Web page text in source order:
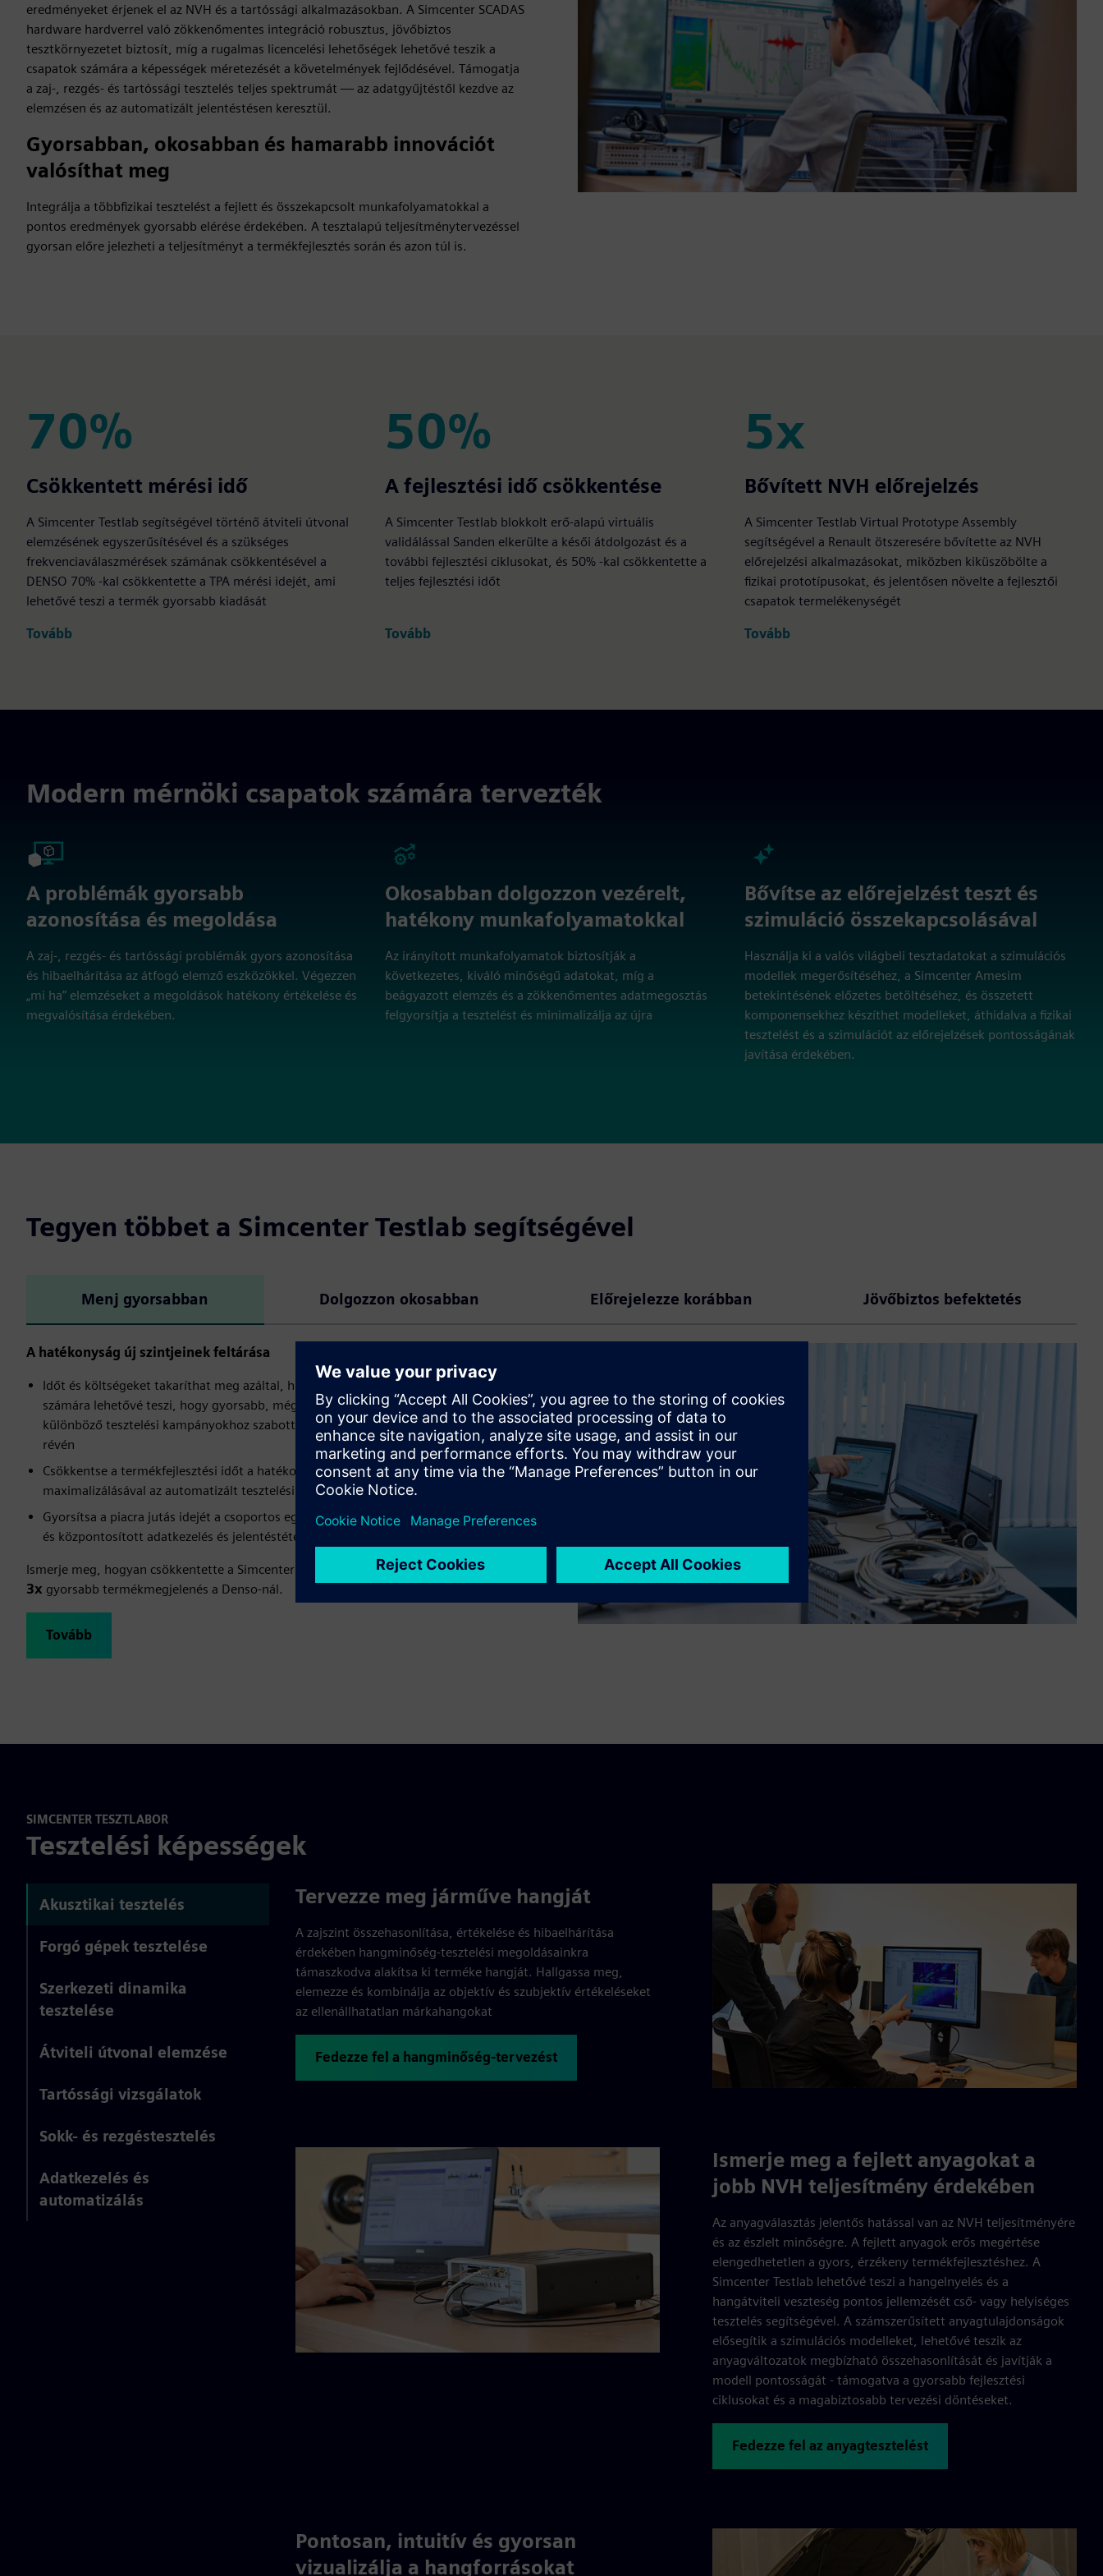
eredményeket érjenek el az NVH és a tartóssági alkalmazásokban. A Simcenter SCADAS
hardware hardverrel való zökkenőmentes integráció robusztus, jövőbiztos
tesztkörnyezetet biztosít, míg a rugalmas licencelési lehetőségek lehetővé teszik a
csapatok számára a képességek méretezését a követelmények fejlődésével. Támogatja
a zaj-, rezgés- és tartóssági tesztelés teljes spektrumát — az adatgyűjtéstől kezdve az
elemzésen és az automatizált jelentéstésen keresztül.
Gyorsabban, okosabban és hamarabb innovációt
valósíthat meg
Integrálja a többfizikai tesztelést a fejlett és összekapcsolt munkafolyamatokkal a
pontos eredmények gyorsabb elérése érdekében. A tesztalapú teljesítménytervezéssel
gyorsan előre jelezheti a teljesítményt a termékfejlesztés során és azon túl is.
70%
70%
Csökkentett mérési idő
A Simcenter Testlab segítségével történő átviteli útvonal
elemzésének egyszerűsítésével és a szükséges
frekvenciaválaszmérések számának csökkentésével a
DENSO 70% -kal csökkentette a TPA mérési idejét, ami
lehetővé teszi a termék gyorsabb kiadását
Tovább
50%
50%
A fejlesztési idő csökkentése
A Simcenter Testlab blokkolt erő-alapú virtuális
validálással Sanden elkerülte a késői átdolgozást és a
további fejlesztési ciklusokat, és 50% -kal csökkentette a
teljes fejlesztési időt
Tovább
5x
5x
Bővített NVH előrejelzés
A Simcenter Testlab Virtual Prototype Assembly
segítségével a Renault ötszeresére bővítette az NVH
előrejelzési alkalmazásokat, miközben kiküszöbölte a
fizikai prototípusokat, és jelentősen növelte a fejlesztői
csapatok termelékenységét
Tovább
Modern mérnöki csapatok számára tervezték
A problémák gyorsabb
azonosítása és megoldása
A zaj-, rezgés- és tartóssági problémák gyors azonosítása
és hibaelhárítása az átfogó elemző eszközökkel. Végezzen
„mi ha” elemzéseket a megoldások hatékony értékelése és
megvalósítása érdekében.
Okosabban dolgozzon vezérelt,
hatékony munkafolyamatokkal
Az irányított munkafolyamatok biztosítják a
következetes, kiváló minőségű adatokat, míg a
beágyazott elemzés és a zökkenőmentes adatmegosztás
felgyorsítja a tesztelést és minimalizálja az újra
Bővítse az előrejelzést teszt és
szimuláció összekapcsolásával
Használja ki a valós világbeli tesztadatokat a szimulációs
modellek megerősítéséhez, a Simcenter Amesim
betekintésének előzetes betöltéséhez, és összetett
komponensekhez készíthet modelleket, áthidalva a fizikai
tesztelést és a szimulációt az előrejelzések pontosságának
javítása érdekében.
Tegyen többet a Simcenter Testlab segítségével
Menj gyorsabban Dolgozzon okosabban Előrejelezze korábban Jövőbiztos befektetés
A hatékonyság új szintjeinek feltárása
Időt és költségeket takaríthat meg azáltal, hogy minden szakértelemű felhasználók
számára lehetővé teszi, hogy gyorsabb, mégis pontos eredményeket érjenek el a
különböző tesztelési kampányokhoz szabott, tudományspecifikus alkalmazások
révén
Csökkentse a termékfejlesztési időt a hatékonyság és az adatmegbízhatóság
maximalizálásával az automatizált tesztelési munkafolyamatok segítségével
Gyorsítsa a piacra jutás idejét a csoportos együttműködés javításával a strukturált
és központosított adatkezelés és jelentéstétel
Ismerje meg, hogyan csökkentette a Simcenter Testlab mérési időt70%engedélyezése
3x gyorsabb termékmegjelenés a Denso-nál.
Tovább
SIMCENTER TESZTLABOR
Tesztelési képességek
Akusztikai tesztelés
Forgó gépek tesztelése
Szerkezeti dinamika
tesztelése
Átviteli útvonal elemzése
Tartóssági vizsgálatok
Sokk- és rezgéstesztelés
Adatkezelés és
automatizálás
Tervezze meg járműve hangját
A zajszint összehasonlítása, értékelése és hibaelhárítása
érdekében hangminőség-tesztelési megoldásainkra
támaszkodva alakítsa ki terméke hangját. Hallgassa meg,
elemezze és kombinálja az objektív és szubjektív értékeléseket
az ellenállhatatlan márkahangokat
Fedezze fel a hangminőség-tervezést
Ismerje meg a fejlett anyagokat a
jobb NVH teljesítmény érdekében
Az anyagválasztás jelentős hatással van az NVH teljesítményére
és az észlelt minőségre. A fejlett anyagok erős megértése
elengedhetetlen a gyors, érzékeny termékfejlesztéshez. A
Simcenter Testlab lehetővé teszi a hangelnyelés és a
hangátviteli veszteség pontos jellemzését cső- vagy helyiséges
tesztelés segítségével. A számszerűsített anyagtulajdonságok
elősegítik a szimulációs modelleket, lehetővé teszik az
anyagváltozatok megbízható összehasonlítását és javítják a
modell pontosságát - támogatva a gyorsabb fejlesztési
ciklusokat és a magabiztosabb tervezési döntéseket.
Fedezze fel az anyagtesztelést
Pontosan, intuitív és gyorsan
vizualizálja a hangforrásokat